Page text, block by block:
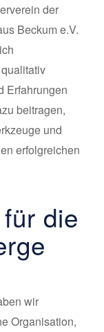
der
Beckum e.V.
Erfahrungen
beitragen,
und
erfolgreichen
die
wir
Organisation,